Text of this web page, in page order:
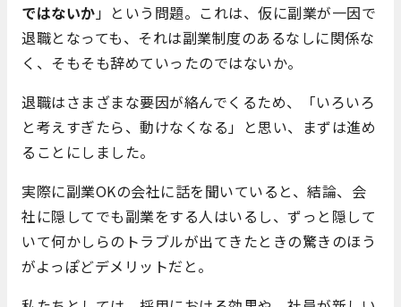
ではないか」という問題。これは、仮に副業が一因で
退職となっても、それは副業制度のあるなしに関係な
く、そもそも辞めていったのではないか。
退職はさまざまな要因が絡んでくるため、「いろいろ
と考えすぎたら、動けなくなる」と思い、まずは進め
ることにしました。
実際に副業OKの会社に話を聞いていると、結論、会
社に隠してでも副業をする人はいるし、ずっと隠して
いて何かしらのトラブルが出てきたときの驚きのほう
がよっぽどデメリットだと。